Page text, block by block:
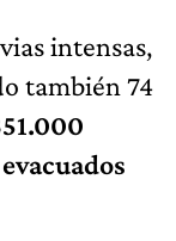
intensas,
también 74